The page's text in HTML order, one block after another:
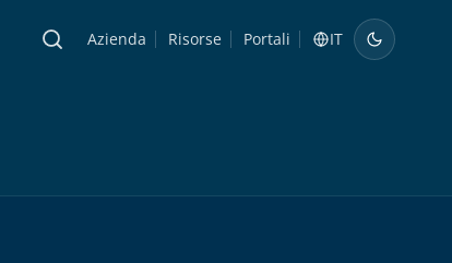
Azienda Risorse Portali IT